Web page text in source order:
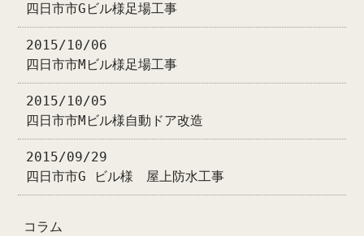
四日市市Gビル様足場工事
2015/10/06
四日市市Mビル様足場工事
2015/10/05
四日市市Mビル様自動ドア改造
2015/09/29
四日市市G ビル様 屋上防水工事
コラム